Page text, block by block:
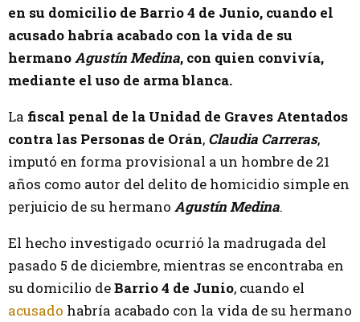
en su domicilio de Barrio 4 de Junio, cuando el
acusado habría acabado con la vida de su
hermanoAgustín Medina, con quien convivía,
mediante el uso de arma blanca.
La fiscal penal de la Unidad de Graves Atentados
contra las Personas de Orán, Claudia Carreras,
imputó en forma provisional a un hombre de 21
años como autor del delito de homicidio simple en
perjuicio de su hermano Agustín Medina.
El hecho investigado ocurrió la madrugada del
pasado 5 de diciembre, mientras se encontraba en
su domicilio deBarrio 4 de Junio, cuando el
acusado habría acabado con la vida de su hermano